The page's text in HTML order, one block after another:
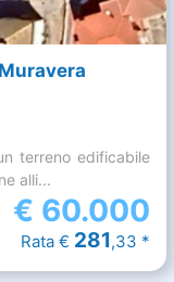
terreno edificabile
alli...
€ 60.000
Rata € 281,33 *